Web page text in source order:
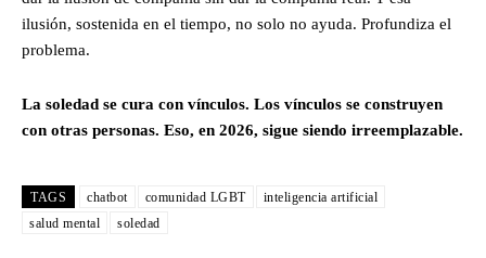
ilusión, sostenida en el tiempo, no solo no ayuda. Profundiza el
problema.
La soledad se cura con vínculos. Los vínculos se construyen
con otras personas. Eso, en 2026, sigue siendo irreemplazable.
TAGS chatbot comunidad LGBT
inteligencia artificial
salud mental
soledad